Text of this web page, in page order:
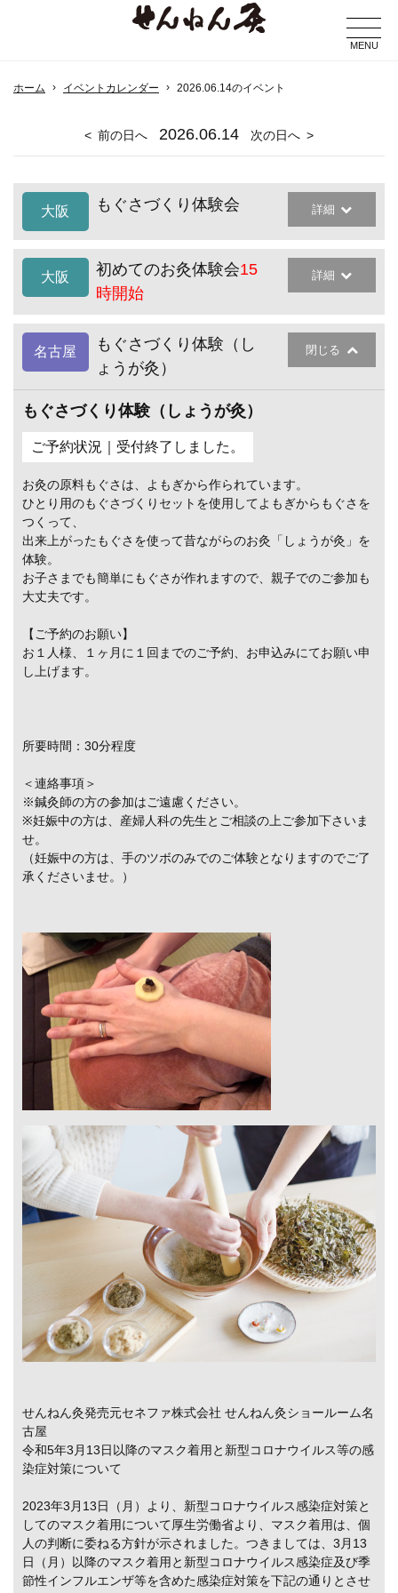
MENU
ホーム イベントカレンダー 2026.06.14のイベント
前の日へ 2026.06.14 次の日へ
大阪 もぐさづくり体験会 詳細
大阪 初めてのお灸体験会15
時開始
詳細
名古屋
もぐさづくり体験（し
ょうが灸）
閉じる
もぐさづくり体験（しょうが灸）
ご予約状況｜受付終了しました。
お灸の原料もぐさは、よもぎから作られています。
ひとり用のもぐさづくりセットを使用してよもぎからもぐさを
つくって、
出来上がったもぐさを使って昔ながらのお灸「しょうが灸」を
体験。
お子さまでも簡単にもぐさが作れますので、親子でのご参加も
大丈夫です。
【ご予約のお願い】
お１人様、１ヶ月に１回までのご予約、お申込みにてお願い申
し上げます。
所要時間：30分程度
＜連絡事項＞
※鍼灸師の方の参加はご遠慮ください。
※妊娠中の方は、産婦人科の先生とご相談の上ご参加下さいま
せ。
（妊娠中の方は、手のツボのみでのご体験となりますのでご了
承くださいませ。）
せんねん灸発売元セネファ株式会社 せんねん灸ショールーム名
古屋
令和5年3月13日以降のマスク着用と新型コロナウイルス等の感
染症対策について
2023年3月13日（月）より、新型コロナウイルス感染症対策と
してのマスク着用について厚生労働省より、マスク着用は、個
人の判断に委ねる方針が示されました。つきましては、3月13
日（月）以降のマスク着用と新型コロナウイルス感染症及び季
節性インフルエンザ等を含めた感染症対策を下記の通りとさせ